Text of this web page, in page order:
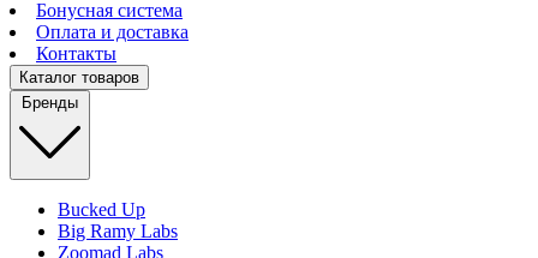
Бонусная система
Оплата и доставка
Контакты
Каталог товаров
Бренды
Bucked Up
Big Ramy Labs
Zoomad Labs